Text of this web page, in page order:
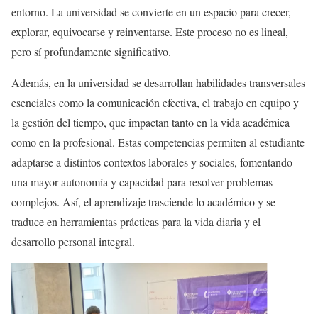
entorno. La universidad se convierte en un espacio para crecer,
explorar, equivocarse y reinventarse. Este proceso no es lineal,
pero sí profundamente significativo.
Además, en la universidad se desarrollan habilidades transversales
esenciales como la comunicación efectiva, el trabajo en equipo y
la gestión del tiempo, que impactan tanto en la vida académica
como en la profesional. Estas competencias permiten al estudiante
adaptarse a distintos contextos laborales y sociales, fomentando
una mayor autonomía y capacidad para resolver problemas
complejos. Así, el aprendizaje trasciende lo académico y se
traduce en herramientas prácticas para la vida diaria y el
desarrollo personal integral.